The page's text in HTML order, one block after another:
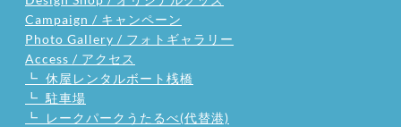
Campaign / キャンペーン
Photo Gallery / フォトギャラリー
Access / アクセス
┗ 休屋レンタルボート桟橋
┗ 駐車場
┗ レークパークうたるべ(代替港)